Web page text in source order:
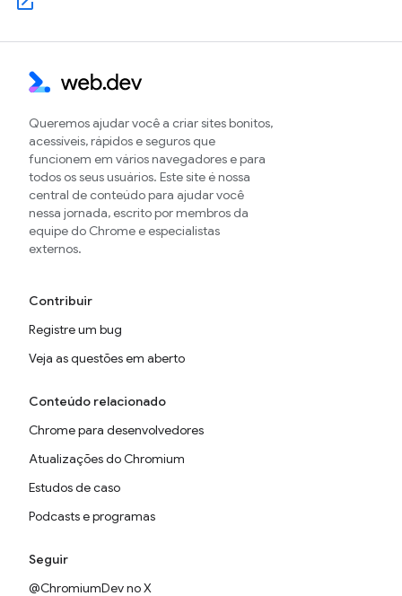
Queremos ajudar você a criar sites bonitos,
acessíveis, rápidos e seguros que
funcionem em vários navegadores e para
todos os seus usuários. Este site é nossa
central de conteúdo para ajudar você
nessa jornada, escrito por membros da
equipe do Chrome e especialistas
externos.
Contribuir
Registre um bug
Veja as questões em aberto
Conteúdo relacionado
Chrome para desenvolvedores
Atualizações do Chromium
Estudos de caso
Podcasts e programas
Seguir
@ChromiumDev no X